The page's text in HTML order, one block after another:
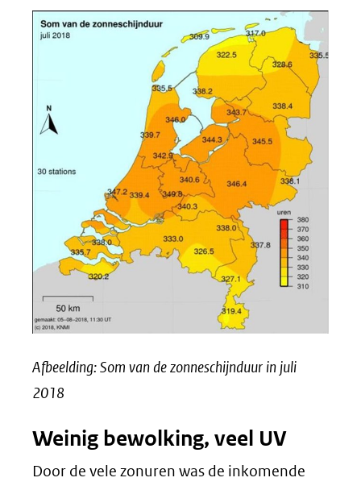
Afbeelding: Som van de zonneschijnduur in juli
2018
Weinig bewolking, veel UV
Door de vele zonuren was de inkomende